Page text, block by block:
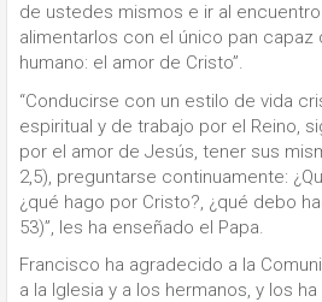
de ustedes mismos e ir al
alimentarlos con el único pan capaz
humano: el amor de Cristo”.
“Conducirse con un estilo de vida
espiritual y de trabajo por el Reino,
por el amor de Jesús, tener sus
2,5), preguntarse continuamente:
¿qué hago por Cristo?, ¿qué debo
53)”, les ha enseñado el Papa.
Francisco ha agradecido a la
a la Iglesia y a los hermanos, y los